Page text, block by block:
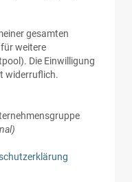
gesamten
weitere
Die Einwilligung
widerruflich.